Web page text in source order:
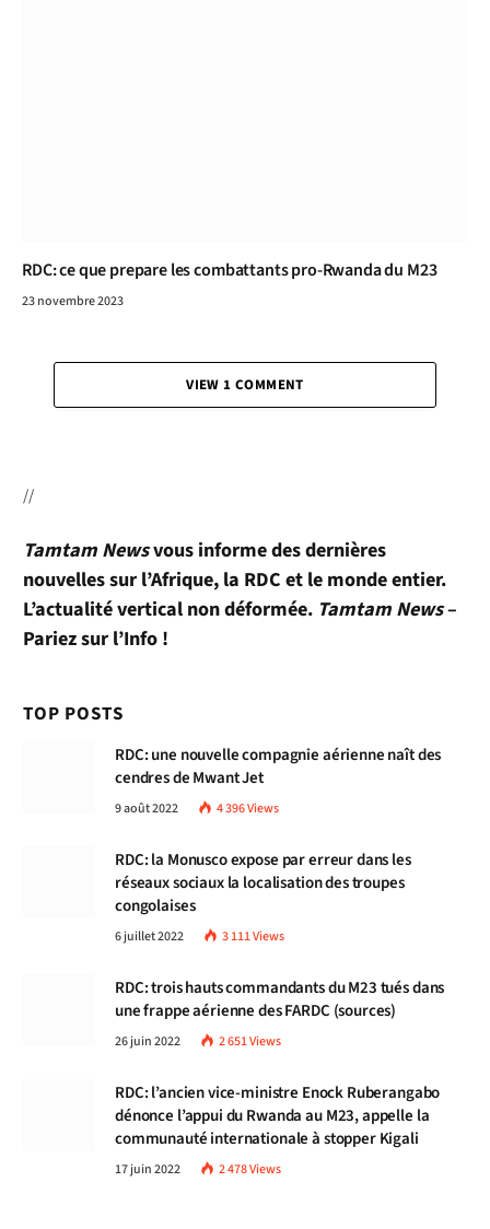
RDC: ce que prepare les combattants pro-Rwanda du M23
23 novembre 2023
VIEW 1 COMMENT
//
Tamtam Newsvous informe des dernières
nouvelles sur l’Afrique, la RDC et le monde entier.
L’actualité vertical non déformée. Tamtam News–
Pariez sur l’Info !
TOP POSTS
RDC: une nouvelle compagnie aérienne naît des
cendres de Mwant Jet
9 août 2022 4 396Views
RDC: la Monusco expose par erreur dans les
réseaux sociaux la localisation des troupes
congolaises
6 juillet 2022 3 111Views
RDC: trois hauts commandants du M23 tués dans
une frappe aérienne des FARDC (sources)
26 juin 2022 2 651Views
RDC: l’ancien vice-ministre Enock Ruberangabo
dénonce l’appui du Rwanda au M23, appelle la
communauté internationale à stopper Kigali
17 juin 2022 2 478Views